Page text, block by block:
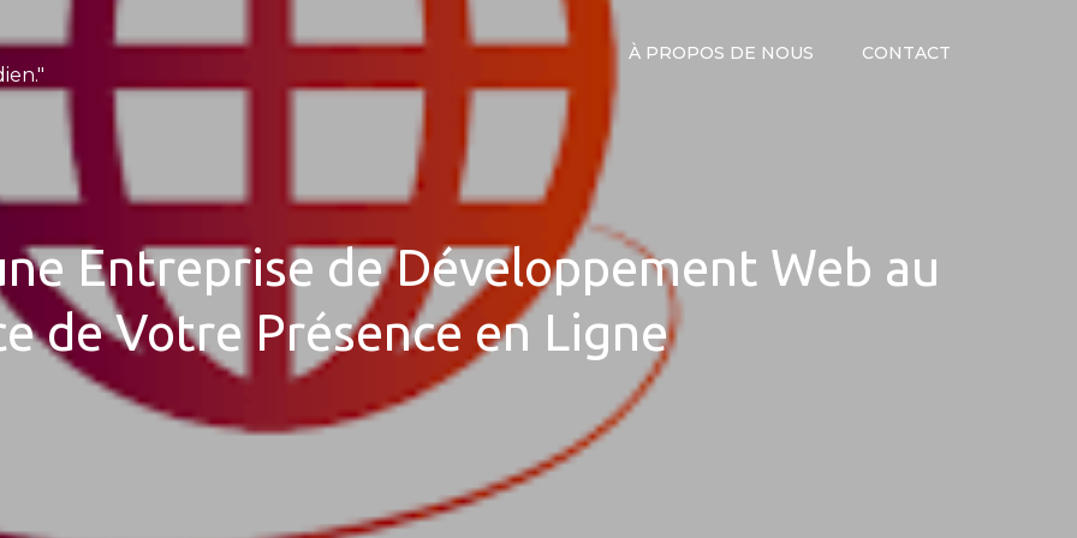
À PROPOS DE NOUS CONTACT
Entreprise de Développement Web au
de Votre Présence en Ligne